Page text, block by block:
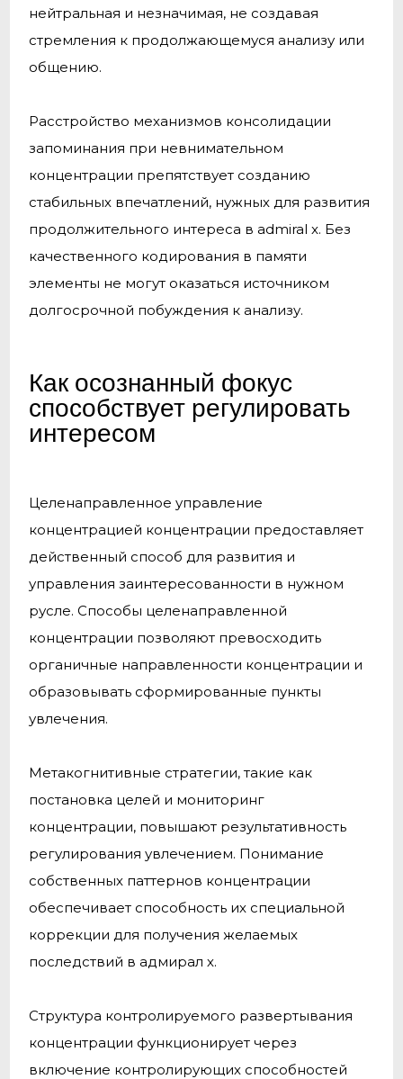
нейтральная и незначимая, не создавая
стремления к продолжающемуся анализу или
общению.
Расстройство механизмов консолидации
запоминания при невнимательном
концентрации препятствует созданию
стабильных впечатлений, нужных для развития
продолжительного интереса в admiral x. Без
качественного кодирования в памяти
элементы не могут оказаться источником
долгосрочной побуждения к анализу.
Как осознанный фокус
способствует регулировать
интересом
Целенаправленное управление
концентрацией концентрации предоставляет
действенный способ для развития и
управления заинтересованности в нужном
русле. Способы целенаправленной
концентрации позволяют превосходить
органичные направленности концентрации и
образовывать сформированные пункты
увлечения.
Метакогнитивные стратегии, такие как
постановка целей и мониторинг
концентрации, повышают результативность
регулирования увлечением. Понимание
собственных паттернов концентрации
обеспечивает способность их специальной
коррекции для получения желаемых
последствий в адмирал х.
Структура контролируемого развертывания
концентрации функционирует через
включение контролирующих способностей